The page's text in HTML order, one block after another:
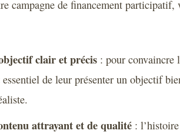
campagne de financement
clair et précis: pour convaincre
de leur présenter un objectif
attrayant et de qualité: l’histoire